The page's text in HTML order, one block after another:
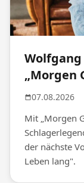
„Morgen
07.08.2026
Mit „Morgen
der nächste
Leben lang".